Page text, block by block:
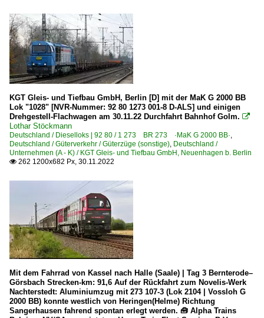
KGT Gleis- und Tiefbau GmbH, Berlin [D] mit der MaK G 2000 BB
Lok "1028" [NVR-Nummer: 92 80 1273 001-8 D-ALS] und einigen
Drehgestell-Flachwagen am 30.11.22 Durchfahrt Bahnhof Golm. 
Lothar Stöckmann
Deutschland / Dieselloks | 92 80 / 1 273 BR 273 ·MaK G 2000 BB·,
Deutschland / Güterverkehr / Güterzüge (sonstige), Deutschland /
Unternehmen (A - K) / KGT Gleis- und Tiefbau GmbH, Neuenhagen b. Berlin
 262 1200x682 Px, 30.11.2022
Mit dem Fahrrad von Kassel nach Halle (Saale) | Tag 3 Bernterode–
Görsbach Strecken-km: 91,6 Auf der Rückfahrt zum Novelis-Werk
Nachterstedt: Aluminiumzug mit 273 107-3 (Lok 2104 | Vossloh G
2000 BB) konnte westlich von Heringen(Helme) Richtung
Sangerhausen fahrend spontan erlegt werden. 🧰 Alpha Trains